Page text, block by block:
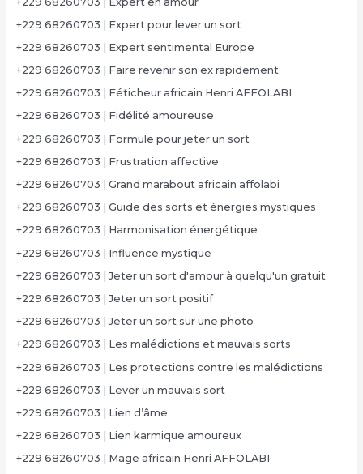
+229 68260703 | Expert pour lever un sort
+229 68260703 | Expert sentimental Europe
+229 68260703 | Faire revenir son ex rapidement
+229 68260703 | Féticheur africain Henri AFFOLABI
+229 68260703 | Fidélité amoureuse
+229 68260703 | Formule pour jeter un sort
+229 68260703 | Frustration affective
+229 68260703 | Grand marabout africain affolabi
+229 68260703 | Guide des sorts et énergies mystiques
+229 68260703 | Harmonisation énergétique
+229 68260703 | Influence mystique
+229 68260703 | Jeter un sort d'amour à quelqu'un gratuit
+229 68260703 | Jeter un sort positif
+229 68260703 | Jeter un sort sur une photo
+229 68260703 | Les malédictions et mauvais sorts
+229 68260703 | Les protections contre les malédictions
+229 68260703 | Lever un mauvais sort
+229 68260703 | Lien d’âme
+229 68260703 | Lien karmique amoureux
+229 68260703 | Mage africain Henri AFFOLABI